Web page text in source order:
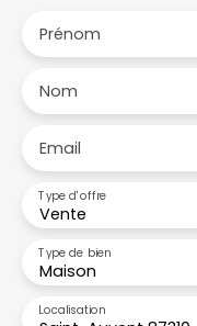
Prénom
Nom
Email
Vente
Type d'offre
Maison
Type de bien
Localisation